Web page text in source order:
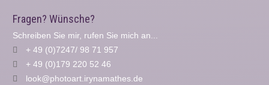
Fragen? Wünsche?
Schreiben Sie mir, rufen Sie mich an...
+ 49 (0)7247/ 98 71 957
+ 49 (0)179 220 52 46
look@photoart.irynamathes.de